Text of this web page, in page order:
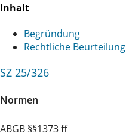
Inhalt
Begründung
Rechtliche Beurteilung
SZ 25/326
Normen
ABGB §§1373 ff